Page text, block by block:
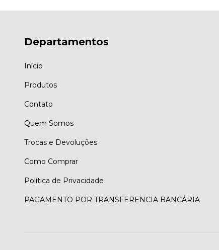
Departamentos
Início
Produtos
Contato
Quem Somos
Trocas e Devoluções
Como Comprar
Política de Privacidade
PAGAMENTO POR TRANSFERENCIA BANCÁRIA